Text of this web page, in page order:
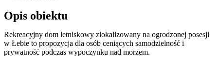
Opis obiektu
Rekreacyjny dom letniskowy zlokalizowany na ogrodzonej posesji
w Łebie to propozycja dla osób ceniących samodzielność i
prywatność podczas wypoczynku nad morzem.